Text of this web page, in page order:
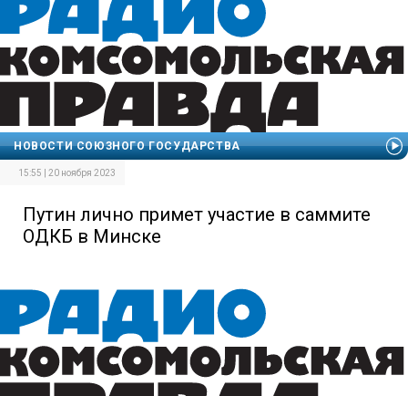
НОВОСТИ СОЮЗНОГО ГОСУДАРСТВА
15:55 | 20 ноября 2023
Путин лично примет участие в саммите
ОДКБ в Минске